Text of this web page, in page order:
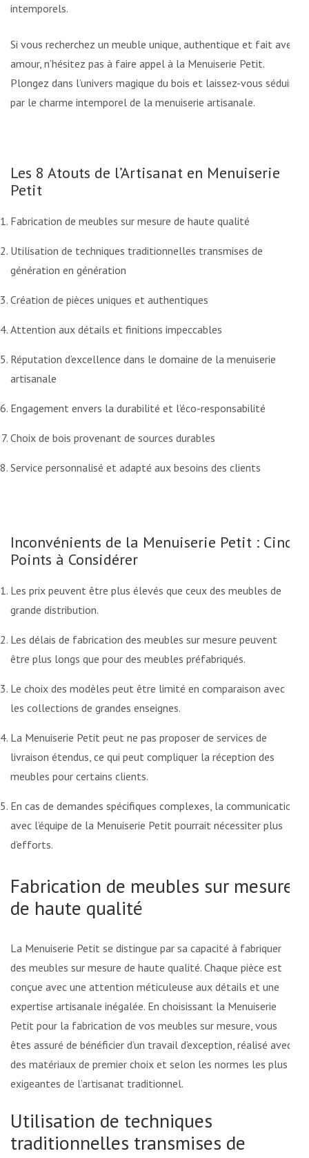
intemporels.
Si vous recherchez un meuble unique, authentique et fait avec
amour, n’hésitez pas à faire appel à la Menuiserie Petit.
Plongez dans l’univers magique du bois et laissez-vous séduire
par le charme intemporel de la menuiserie artisanale.
Les 8 Atouts de l’Artisanat en Menuiserie
Petit
Fabrication de meubles sur mesure de haute qualité
Utilisation de techniques traditionnelles transmises de
génération en génération
Création de pièces uniques et authentiques
Attention aux détails et finitions impeccables
Réputation d’excellence dans le domaine de la menuiserie
artisanale
Engagement envers la durabilité et l’éco-responsabilité
Choix de bois provenant de sources durables
Service personnalisé et adapté aux besoins des clients
Inconvénients de la Menuiserie Petit : Cinq
Points à Considérer
Les prix peuvent être plus élevés que ceux des meubles de
grande distribution.
Les délais de fabrication des meubles sur mesure peuvent
être plus longs que pour des meubles préfabriqués.
Le choix des modèles peut être limité en comparaison avec
les collections de grandes enseignes.
La Menuiserie Petit peut ne pas proposer de services de
livraison étendus, ce qui peut compliquer la réception des
meubles pour certains clients.
En cas de demandes spécifiques complexes, la communication
avec l’équipe de la Menuiserie Petit pourrait nécessiter plus
d’efforts.
Fabrication de meubles sur mesure
de haute qualité
La Menuiserie Petit se distingue par sa capacité à fabriquer
des meubles sur mesure de haute qualité. Chaque pièce est
conçue avec une attention méticuleuse aux détails et une
expertise artisanale inégalée. En choisissant la Menuiserie
Petit pour la fabrication de vos meubles sur mesure, vous
êtes assuré de bénéficier d’un travail d’exception, réalisé avec
des matériaux de premier choix et selon les normes les plus
exigeantes de l’artisanat traditionnel.
Utilisation de techniques
traditionnelles transmises de